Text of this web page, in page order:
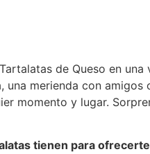
de Queso en una
merienda con amigos
momento y lugar.
tienen para